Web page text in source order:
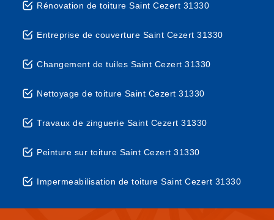
Rénovation de toiture Saint Cezert 31330
Entreprise de couverture Saint Cezert 31330
Changement de tuiles Saint Cezert 31330
Nettoyage de toiture Saint Cezert 31330
Travaux de zinguerie Saint Cezert 31330
Peinture sur toiture Saint Cezert 31330
Impermeabilisation de toiture Saint Cezert 31330